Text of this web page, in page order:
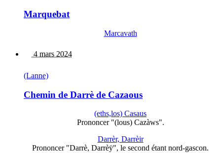
Marquebat
Marcavath
4 mars 2024
(Lanne)
Chemin de Darrè de Cazaous
(eths,los) Casaus
Prononcer "(lous) Cazàws".
Darrèr, Darrèir
Prononcer "Darrè, Darrèÿ", le second étant nord-gascon.